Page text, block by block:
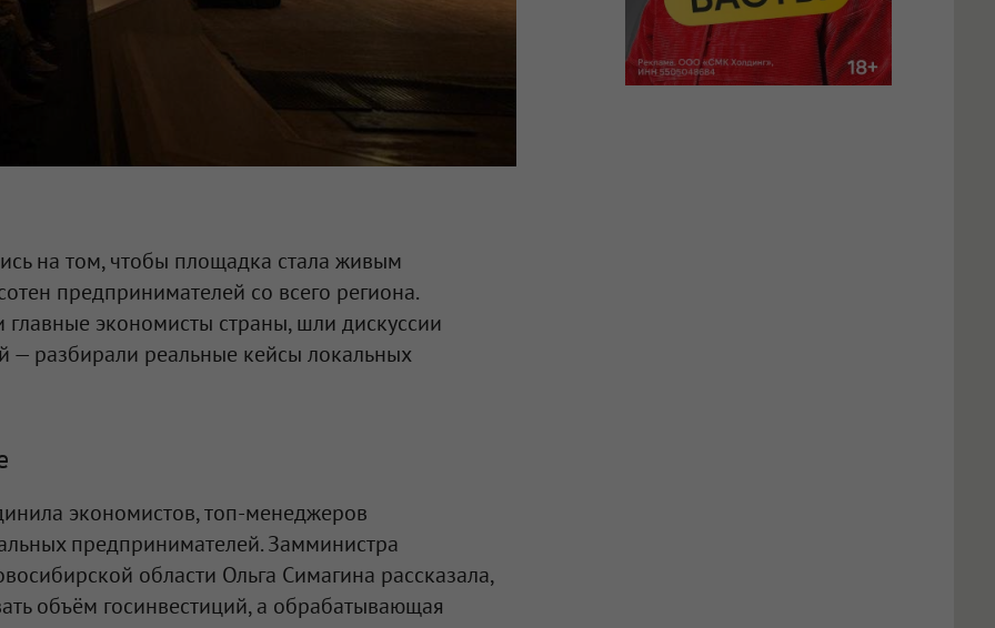
на том, чтобы площадка стала живым
предпринимателей со всего региона.
экономисты страны, шли дискуссии
— разбирали реальные кейсы локальных
экономистов, топ-менеджеров
предпринимателей. Замминистра
области Ольга Симагина рассказала,
объём госинвестиций, а обрабатывающая